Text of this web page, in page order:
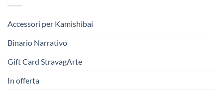
Accessori per Kamishibai
Binario Narrativo
Gift Card StravagArte
In offerta